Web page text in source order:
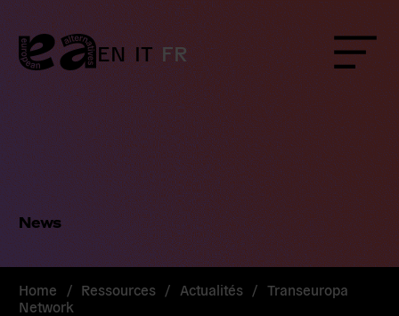
Skip
to
content
EN IT FR Menu
News
Home / Ressources / Actualités / Transeuropa
Network